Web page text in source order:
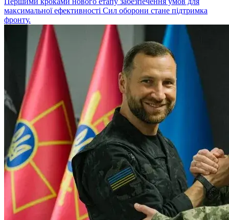
максимальної ефективності Сил оборони стане підтримка
фронту.